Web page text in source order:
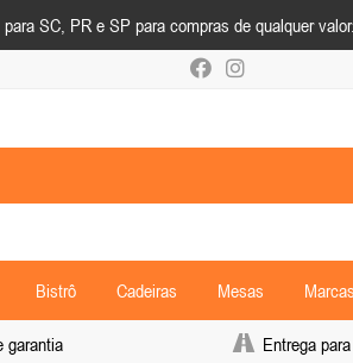
SC, PR e SP para compras de qualquer valor.
Bistrô Cadeiras Mesas Marcas
garantia Entrega para